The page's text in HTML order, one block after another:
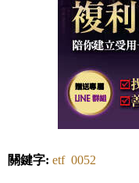
關鍵字: etf 0052